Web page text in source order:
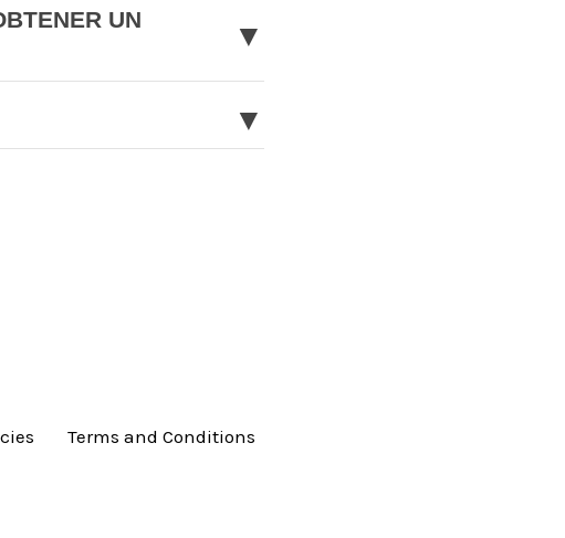
UN
▼
▼
Terms and Conditions